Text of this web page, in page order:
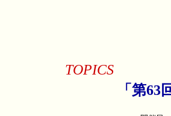
TOPICS
「第